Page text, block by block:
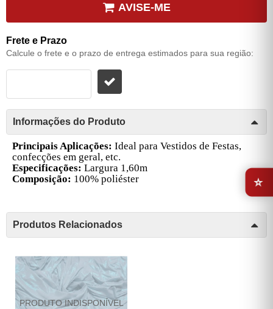
AVISE-ME
Frete e Prazo
Calcule o frete e o prazo de entrega estimados para sua região:
Informações do Produto
Principais Aplicações: Ideal para Vestidos de Festas,
confecções em geral, etc.
Especificações: Largura 1,60m
Composição: 100% poliéster
Produtos Relacionados
⭐